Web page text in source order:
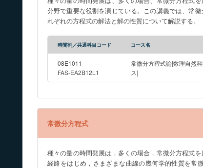
分野で重要な役割を演じている。この講義では、常
れぞれの方程式の解法と解の性質について解説する。
時間割／共通科目コード コース名
08E1011
FAS-EA2B12L1
常微分方程式論[数理自然
ス]
常微分方程式
種々の量の時間発展は，多くの場合，常微分方程式
経路をはじめ，さまざまな曲線の幾何学的性質を常